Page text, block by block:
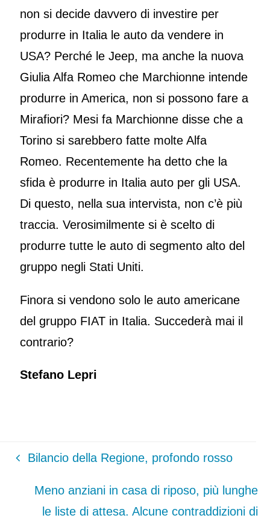
non si decide davvero di investire per
produrre in Italia le auto da vendere in
USA? Perché le Jeep, ma anche la nuova
Giulia Alfa Romeo che Marchionne intende
produrre in America, non si possono fare a
Mirafiori? Mesi fa Marchionne disse che a
Torino si sarebbero fatte molte Alfa
Romeo. Recentemente ha detto che la
sfida è produrre in Italia auto per gli USA.
Di questo, nella sua intervista, non c’è più
traccia. Verosimilmente si è scelto di
produrre tutte le auto di segmento alto del
gruppo negli Stati Uniti.
Finora si vendono solo le auto americane
del gruppo FIAT in Italia. Succederà mai il
contrario?
Stefano Lepri
Bilancio della Regione, profondo rosso
Meno anziani in casa di riposo, più lunghe
le liste di attesa. Alcune contraddizioni di